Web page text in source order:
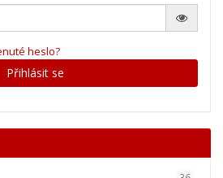
heslo?
Přihlásit se